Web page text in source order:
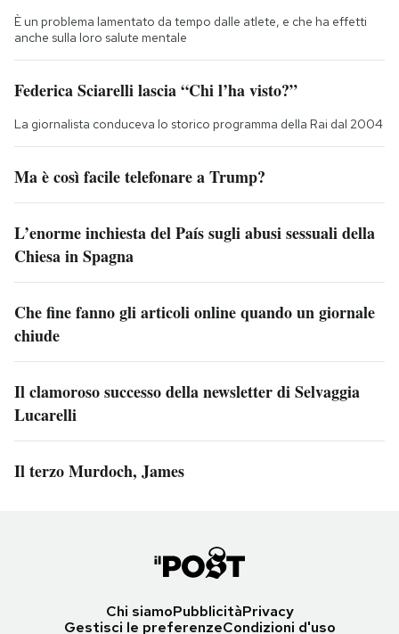
È un problema lamentato da tempo dalle atlete, e che ha effetti
anche sulla loro salute mentale
Federica Sciarelli lascia “Chi l’ha visto?”
La giornalista conduceva lo storico programma della Rai dal 2004
Ma è così facile telefonare a Trump?
L’enorme inchiesta del País sugli abusi sessuali della
Chiesa in Spagna
Che fine fanno gli articoli online quando un giornale
chiude
Il clamoroso successo della newsletter di Selvaggia
Lucarelli
Il terzo Murdoch, James
Chi siamoPubblicitàPrivacy
Gestisci le preferenzeCondizioni d'uso